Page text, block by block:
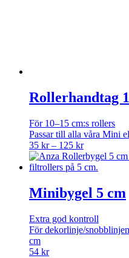
Rollerhandtag
För 10–15 cm:s rollers
Passar till alla våra Mini
35 kr – 125 krPrice
range:
35 kr
125 kr
Minibygel 5 cm
Extra god kontroll
För dekorlinje/
cm
54 kr